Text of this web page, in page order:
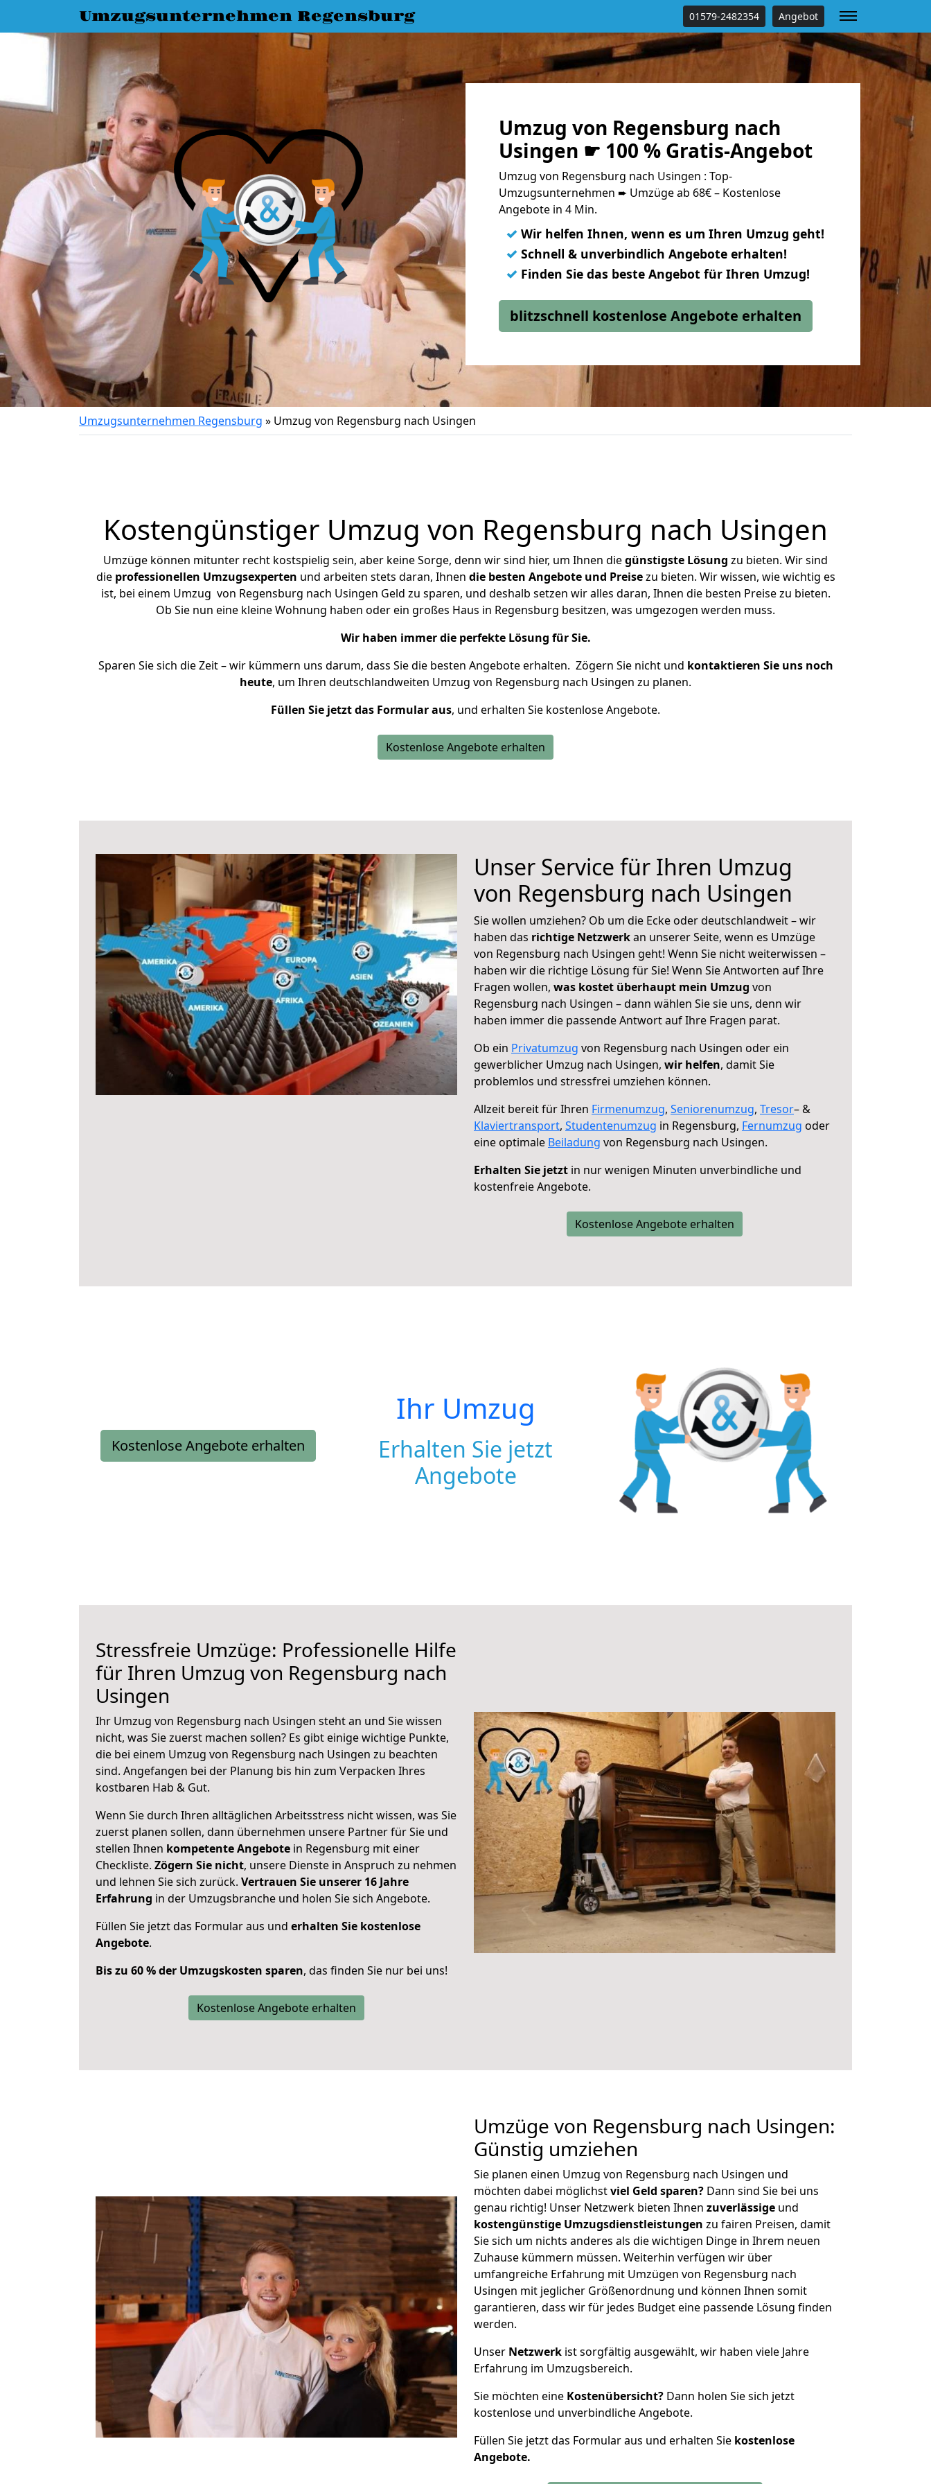
Umzugsunternehmen Regensburg 01579-2482354 Angebot
Umzug von Regensburg nach
Usingen ☛ 100 % Gratis-Angebot
Umzug von Regensburg nach Usingen : Top-
Umzugsunternehmen ➨ Umzüge ab 68€ – Kostenlose
Angebote in 4 Min.
✓ Wir helfen Ihnen, wenn es um Ihren Umzug geht!
✓ Schnell & unverbindlich Angebote erhalten!
✓ Finden Sie das beste Angebot für Ihren Umzug!
blitzschnell kostenlose Angebote erhalten
Umzugsunternehmen Regensburg » Umzug von Regensburg nach Usingen
Kostengünstiger Umzug von Regensburg nach Usingen
Umzüge können mitunter recht kostspielig sein, aber keine Sorge, denn wir sind hier, um Ihnen diegünstigste Lösung zu bieten. Wir sind
die professionellen Umzugsexperten und arbeiten stets daran, Ihnen die besten Angebote und Preisezu bieten. Wir wissen, wie wichtig es
ist, bei einem Umzug von Regensburg nach Usingen Geld zu sparen, und deshalb setzen wir alles daran, Ihnen die besten Preise zu bieten.
Ob Sie nun eine kleine Wohnung haben oder ein großes Haus in Regensburg besitzen, was umgezogen werden muss.
Wir haben immer die perfekte Lösung für Sie.
Sparen Sie sich die Zeit – wir kümmern uns darum, dass Sie die besten Angebote erhalten. Zögern Sie nicht und kontaktieren Sie uns noch
heute, um Ihren deutschlandweiten Umzug von Regensburg nach Usingen zu planen.
Füllen Sie jetzt das Formular aus, und erhalten Sie kostenlose Angebote.
Kostenlose Angebote erhalten
Unser Service für Ihren Umzug
von Regensburg nach Usingen
Sie wollen umziehen? Ob um die Ecke oder deutschlandweit – wir
haben das richtige Netzwerkan unserer Seite, wenn es Umzüge
von Regensburg nach Usingen geht! Wenn Sie nicht weiterwissen –
haben wir die richtige Lösung für Sie! Wenn Sie Antworten auf Ihre
Fragen wollen, was kostet überhaupt mein Umzug von
Regensburg nach Usingen – dann wählen Sie sie uns, denn wir
haben immer die passende Antwort auf Ihre Fragen parat.
Ob ein Privatumzug von Regensburg nach Usingen oder ein
gewerblicher Umzug nach Usingen, wir helfen, damit Sie
problemlos und stressfrei umziehen können.
Allzeit bereit für Ihren Firmenumzug, Seniorenumzug, Tresor– &
Klaviertransport, Studentenumzug in Regensburg, Fernumzug oder
eine optimale Beiladung von Regensburg nach Usingen.
Erhalten Sie jetzt in nur wenigen Minuten unverbindliche und
kostenfreie Angebote.
Kostenlose Angebote erhalten
Kostenlose Angebote erhalten
Ihr Umzug
Erhalten Sie jetzt
Angebote
Stressfreie Umzüge: Professionelle Hilfe
für Ihren Umzug von Regensburg nach
Usingen
Ihr Umzug von Regensburg nach Usingen steht an und Sie wissen
nicht, was Sie zuerst machen sollen? Es gibt einige wichtige Punkte,
die bei einem Umzug von Regensburg nach Usingen zu beachten
sind. Angefangen bei der Planung bis hin zum Verpacken Ihres
kostbaren Hab & Gut.
Wenn Sie durch Ihren alltäglichen Arbeitsstress nicht wissen, was Sie
zuerst planen sollen, dann übernehmen unsere Partner für Sie und
stellen Ihnen kompetente Angebote in Regensburg mit einer
Checkliste. Zögern Sie nicht, unsere Dienste in Anspruch zu nehmen
und lehnen Sie sich zurück. Vertrauen Sie unserer 16 Jahre
Erfahrung in der Umzugsbranche und holen Sie sich Angebote.
Füllen Sie jetzt das Formular aus und erhalten Sie kostenlose
Angebote.
Bis zu 60 % der Umzugskosten sparen, das finden Sie nur bei uns!
Kostenlose Angebote erhalten
Umzüge von Regensburg nach Usingen:
Günstig umziehen
Sie planen einen Umzug von Regensburg nach Usingen und
möchten dabei möglichstviel Geld sparen? Dann sind Sie bei uns
genau richtig! Unser Netzwerk bieten Ihnen zuverlässige und
kostengünstige Umzugsdienstleistungen zu fairen Preisen, damit
Sie sich um nichts anderes als die wichtigen Dinge in Ihrem neuen
Zuhause kümmern müssen. Weiterhin verfügen wir über
umfangreiche Erfahrung mit Umzügen von Regensburg nach
Usingen mit jeglicher Größenordnung und können Ihnen somit
garantieren, dass wir für jedes Budget eine passende Lösung finden
werden.
Unser Netzwerk ist sorgfältig ausgewählt, wir haben viele Jahre
Erfahrung im Umzugsbereich.
Sie möchten eine Kostenübersicht? Dann holen Sie sich jetzt
kostenlose und unverbindliche Angebote.
Füllen Sie jetzt das Formular aus und erhalten Sie kostenlose
Angebote.